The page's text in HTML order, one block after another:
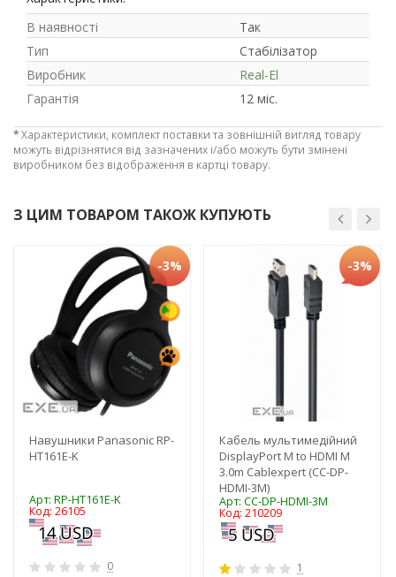
Рейтинг EXE.ua:
974
90
19
21
63
В наявності
Так
Тип
Стабілізатор
Виробник
Real-El
Гарантія
12 міс.
*Характеристики, комплект поставки та зовнішній вигляд товару
можуть відрізнятися від зазначених і/або можуть бути змінені
виробником без відображення в картці товару.
З ЦИМ ТОВАРОМ ТАКОЖ КУПУЮТЬ
-3%
Навушники Panasonic RP-
HT161E-K
Арт: RP-HT161E-K
Код: 26105
0
-3%
Кабель мультимедійний
DisplayPort M to HDMI M
3.0m Cablexpert (CC-DP-
HDMI-3M)
Арт: CC-DP-HDMI-3M
Код: 210209
1